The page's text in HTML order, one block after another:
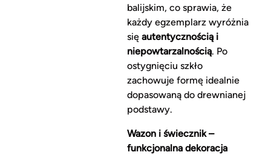
balijskim, co sprawia, że
każdy egzemplarz wyróżnia
się autentycznością i
niepowtarzalnością. Po
ostygnięciu szkło
zachowuje formę idealnie
dopasowaną do drewnianej
podstawy.
Wazon i świecznik –
funkcjonalna dekoracja